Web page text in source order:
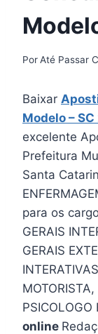
PorAté Passar
Baixar
Modelo –
excelente
Prefeitura
Santa
para os
GERAIS
GERAIS
PSICOLOGO
online